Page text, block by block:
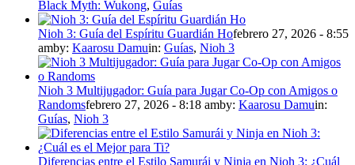
Black Myth: Wukong, Guías
Nioh 3: Guía del Espíritu Guardián Hofebrero 27, 2026 - 8:55
amby: Kaarosu Damuin: Guías, Nioh 3
Nioh 3 Multijugador: Guía para Jugar Co-Op con Amigos o
Randomsfebrero 27, 2026 - 8:18 amby: Kaarosu Damuin:
Guías, Nioh 3
Diferencias entre el Estilo Samurái y Ninja en Nioh 3: ¿Cuál